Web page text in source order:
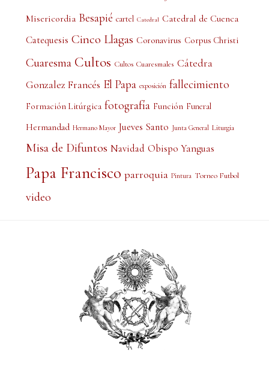
Misericordia Besapié cartel Catedral Catedral de Cuenca
Catequesis Cinco Llagas Coronavirus Corpus Christi
Cuaresma Cultos Cultos Cuaresmales Cátedra
Gonzalez Francés El Papa exposición fallecimiento
Formación Litúrgica fotografía Función Funeral
Hermandad Hermano Mayor Jueves Santo Junta General Liturgia
Misa de Difuntos Navidad Obispo Yanguas
Papa Francisco parroquia Pintura Torneo Futbol
video